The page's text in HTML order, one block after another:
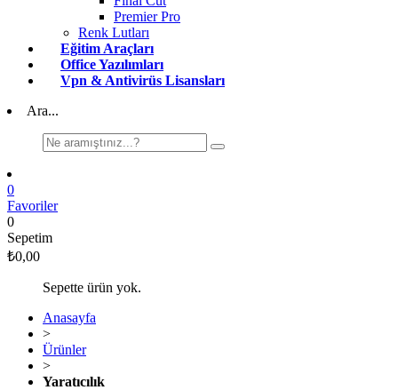
Premier Pro
Renk Lutları
Eğitim Araçları
Office Yazılımları
Vpn & Antivirüs Lisansları
Ara...
0
Favoriler
0
Sepetim
₺0,00
Sepette ürün yok.
Anasayfa
>
Ürünler
>
Yaratıcılık